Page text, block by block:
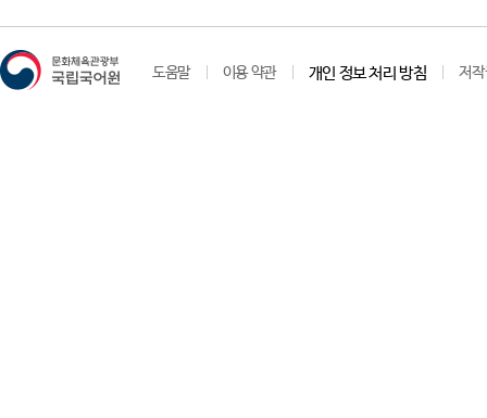
도움말 이용 약관 개인 정보 처리 방침 저